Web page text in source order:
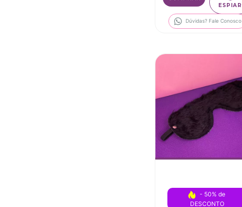
ESPIAR
Dúvidas? Fale Conosco
- 50% de
DESCONTO